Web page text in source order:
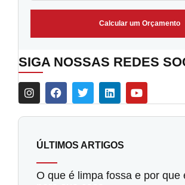
Calcular um Orçamento
SIGA NOSSAS REDES
ÚLTIMOS ARTIGOS
O que é limpa fossa e por que